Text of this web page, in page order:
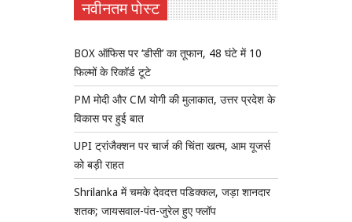
नवीनतम पोस्ट
BOX ऑफिस पर ‘डीसी’ का तूफान, 48 घंटे में 10
फिल्मों के रिकॉर्ड टूटे
PM मोदी और CM योगी की मुलाकात, उत्तर प्रदेश के
विकास पर हुई बात
UPI ट्रांजैक्शन पर चार्ज की चिंता खत्म, आम यूजर्स
को बड़ी राहत
Shrilanka में चमके देवदत्त पडिक्कल, जड़ा शानदार
शतक; जायसवाल-पंत-जुरेल हुए फ्लॉप